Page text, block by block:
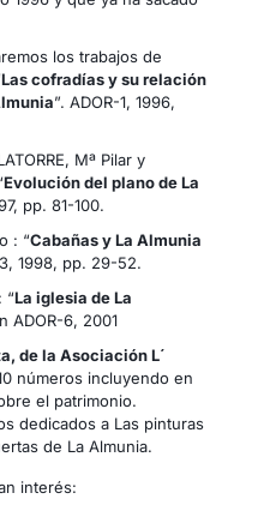
los trabajos de
Las cofradías y su relación
”. ADOR-1, 1996,
Mª Pilar y
Evolución del plano de La
pp. 81-100.
: “Cabañas y La Almunia
1998, pp. 29-52.
“La iglesia de La
ADOR-6, 2001
de la Asociación L´
números incluyendo en
el patrimonio.
dedicados a Las pinturas
de La Almunia.
interés: